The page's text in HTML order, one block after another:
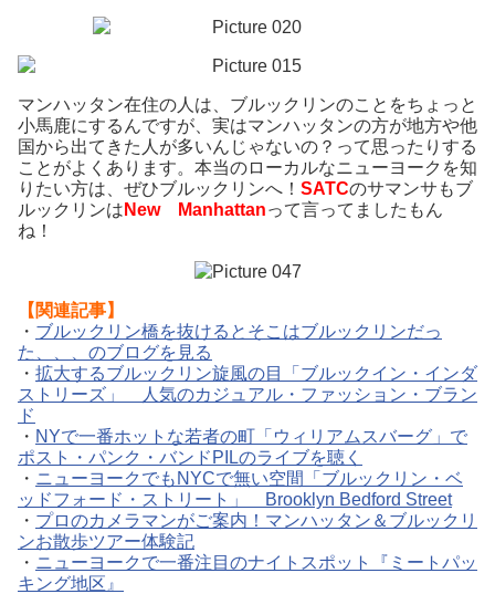
マンハッタン在住の人は、ブルックリンのことをちょっと
小馬鹿にするんですが、実はマンハッタンの方が地方や他
国から出てきた人が多いんじゃないの？って思ったりする
ことがよくあります。本当のローカルなニューヨークを知
りたい方は、ぜひブルックリンへ！ SATCのサマンサもブ
ルックリンは New Manhattanって言ってましたもん
ね！
【関連記事】
・ ブルックリン橋を抜けるとそこはブルックリンだっ
た、、、のブログを見る
・ 拡大するブルックリン旋風の目「ブルックイン・インダ
ストリーズ」 人気のカジュアル・ファッション・ブラン
ド
・ NYで一番ホットな若者の町「ウィリアムスバーグ」で
ポスト・パンク・バンドPILのライブを聴く
・ ニューヨークでもNYCで無い空間「ブルックリン・ベ
ッドフォード・ストリート」 Brooklyn Bedford Street
・ プロのカメラマンがご案内！マンハッタン＆ブルックリ
ンお散歩ツアー体験記
・ ニューヨークで一番注目のナイトスポット『ミートパッ
キング地区』